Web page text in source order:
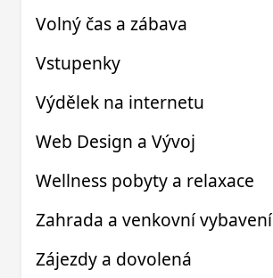
Volný čas a zábava
Vstupenky
Výdělek na internetu
Web Design a Vývoj
Wellness pobyty a relaxace
Zahrada a venkovní vybavení
Zájezdy a dovolená